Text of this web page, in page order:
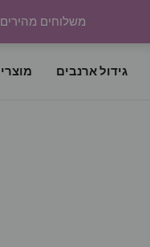
משלוחים מהירים
גידול ארנבים